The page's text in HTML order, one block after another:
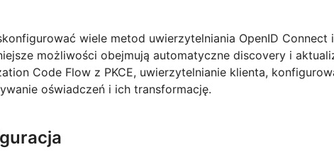
wiele metod uwierzytelniania OpenID Connect
możliwości obejmują automatyczne discovery i
Code Flow z PKCE, uwierzytelnianie klienta,
oświadczeń i ich transformację.